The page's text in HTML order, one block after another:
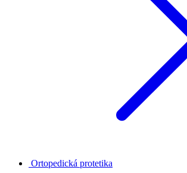
Ortopedická protetika